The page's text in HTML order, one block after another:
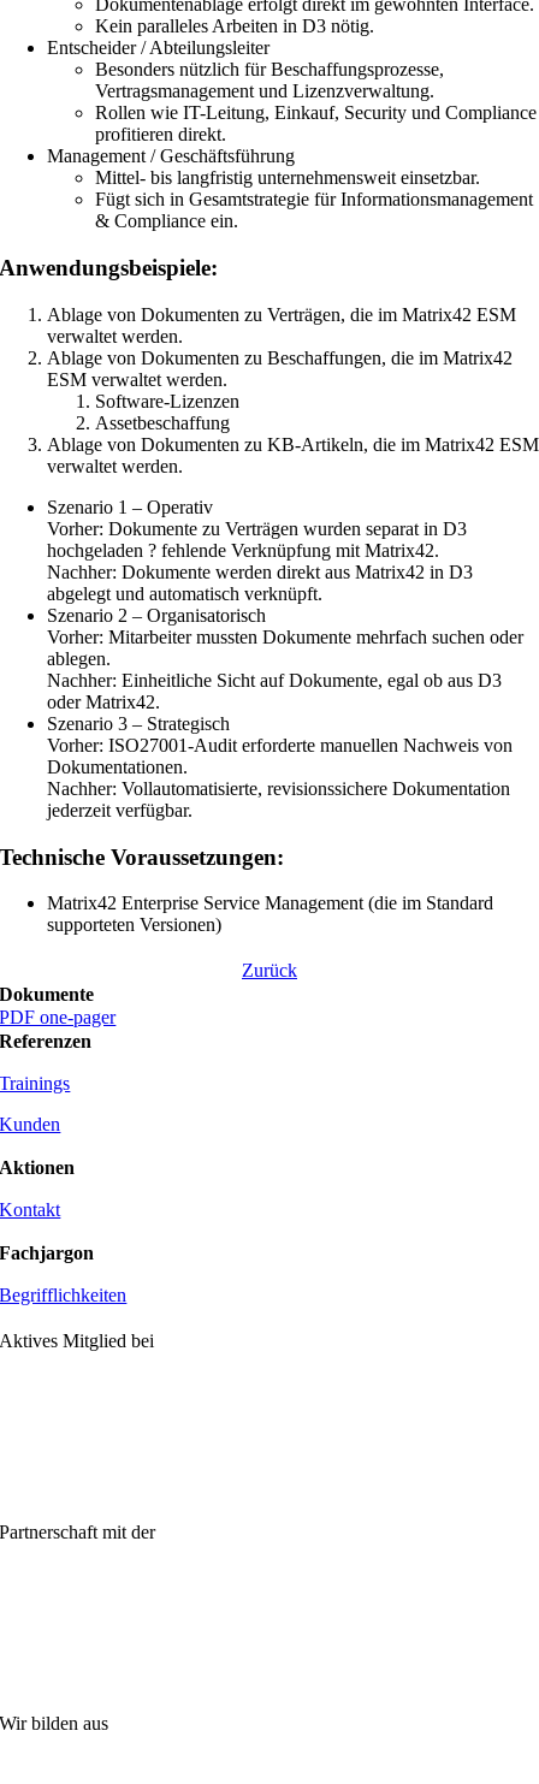
Dokumentenablage erfolgt direkt im gewohnten Interface.
Kein paralleles Arbeiten in D3 nötig.
Entscheider / Abteilungsleiter
Besonders nützlich für Beschaffungsprozesse,
Vertragsmanagement und Lizenzverwaltung.
Rollen wie IT-Leitung, Einkauf, Security und Compliance
profitieren direkt.
Management / Geschäftsführung
Mittel- bis langfristig unternehmensweit einsetzbar.
Fügt sich in Gesamtstrategie für Informationsmanagement
& Compliance ein.
Anwendungsbeispiele:
Ablage von Dokumenten zu Verträgen, die im Matrix42 ESM
verwaltet werden.
Ablage von Dokumenten zu Beschaffungen, die im Matrix42
ESM verwaltet werden.
Software-Lizenzen
Assetbeschaffung
Ablage von Dokumenten zu KB-Artikeln, die im Matrix42 ESM
verwaltet werden.
Szenario 1 – Operativ
Vorher: Dokumente zu Verträgen wurden separat in D3
hochgeladen ? fehlende Verknüpfung mit Matrix42.
Nachher: Dokumente werden direkt aus Matrix42 in D3
abgelegt und automatisch verknüpft.
Szenario 2 – Organisatorisch
Vorher: Mitarbeiter mussten Dokumente mehrfach suchen oder
ablegen.
Nachher: Einheitliche Sicht auf Dokumente, egal ob aus D3
oder Matrix42.
Szenario 3 – Strategisch
Vorher: ISO27001-Audit erforderte manuellen Nachweis von
Dokumentationen.
Nachher: Vollautomatisierte, revisionssichere Dokumentation
jederzeit verfügbar.
Technische Voraussetzungen:
Matrix42 Enterprise Service Management (die im Standard
supporteten Versionen)
Zurück
Dokumente
PDF one-pager
Referenzen
Trainings
Kunden
Aktionen
Kontakt
Fachjargon
Begrifflichkeiten
Aktives Mitglied bei
Partnerschaft mit der
Wir bilden aus